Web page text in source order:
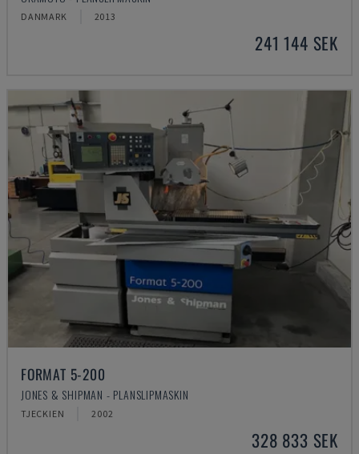
DANMARK 2013
241 144 SEK
FORMAT 5-200
JONES & SHIPMAN - PLANSLIPMASKIN
TJECKIEN 2002
328 833 SEK